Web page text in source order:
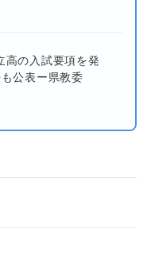
高の入試要項を発
公表ー県教委